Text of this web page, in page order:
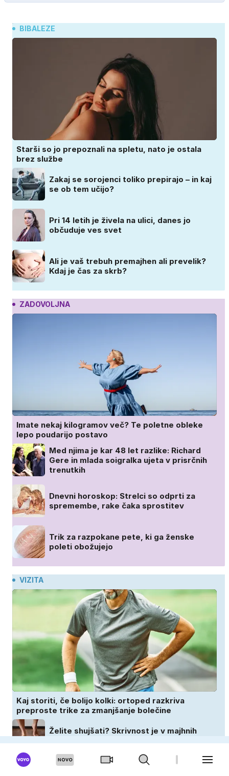
BIBALEZE
Starši so jo prepoznali na spletu, nato je ostala
brez službe
Zakaj se sorojenci toliko prepirajo – in kaj
se ob tem učijo?
Pri 14 letih je živela na ulici, danes jo
občuduje ves svet
Ali je vaš trebuh premajhen ali prevelik?
Kdaj je čas za skrb?
ZADOVOLJNA
Imate nekaj kilogramov več? Te poletne obleke
lepo poudarijo postavo
Med njima je kar 48 let razlike: Richard
Gere in mlada soigralka ujeta v prisrčnih
trenutkih
Dnevni horoskop: Strelci so odprti za
spremembe, rake čaka sprostitev
Trik za razpokane pete, ki ga ženske
poleti obožujejo
VIZITA
Kaj storiti, če bolijo kolki: ortoped razkriva
preproste trike za zmanjšanje bolečine
Želite shujšati? Skrivnost je v majhnih